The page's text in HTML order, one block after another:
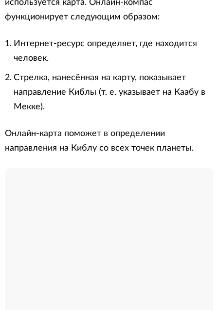
используется карта. Онлайн-компас
функционирует следующим образом:
Интернет-ресурс определяет, где находится
человек.
Стрелка, нанесённая на карту, показывает
направление Киблы (т. е. указывает на Каабу в
Мекке).
Онлайн-карта поможет в определении
направления на Киблу со всех точек планеты.